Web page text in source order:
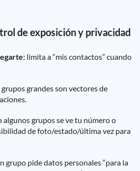
de exposición y privacidad
limita a “mis contactos” cuando
grupos grandes son vectores de
algunos grupos se ve tu número o
de foto/estado/última vez para
grupo pide datos personales “para la